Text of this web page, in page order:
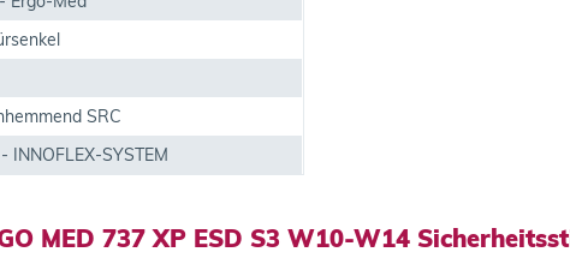
SRC
INNOFLEX-SYSTEM
MED 737 XP ESD S3 W10-W14